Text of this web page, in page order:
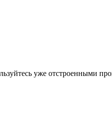
уже отстроенными